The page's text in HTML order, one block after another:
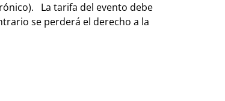
La tarifa del evento debe
se perderá el derecho a la